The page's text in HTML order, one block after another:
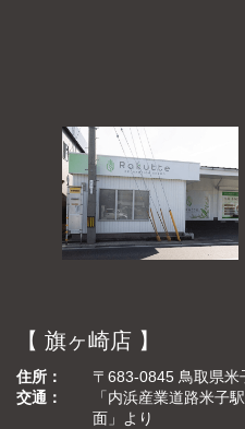
【 旗ヶ崎店 】
住所
〒683-0845 鳥取県米
交通
「内浜産業道路米子
面」より